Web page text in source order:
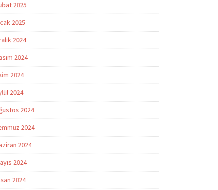
2025
2025
2024
2024
2024
2024
2024
2024
2024
2024
2024